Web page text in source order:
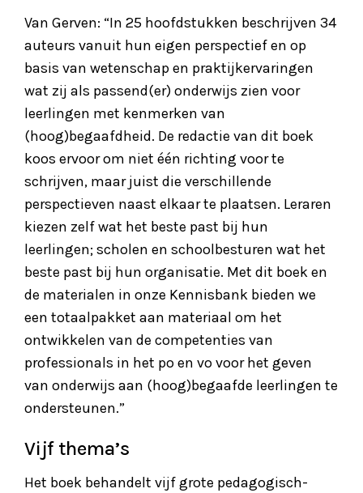
Van Gerven: “In 25 hoofdstukken beschrijven 34
auteurs vanuit hun eigen perspectief en op
basis van wetenschap en praktijkervaringen
wat zij als passend(er) onderwijs zien voor
leerlingen met kenmerken van
(hoog)begaafdheid. De redactie van dit boek
koos ervoor om niet één richting voor te
schrijven, maar juist die verschillende
perspectieven naast elkaar te plaatsen. Leraren
kiezen zelf wat het beste past bij hun
leerlingen; scholen en schoolbesturen wat het
beste past bij hun organisatie. Met dit boek en
de materialen in onze Kennisbank bieden we
een totaalpakket aan materiaal om het
ontwikkelen van de competenties van
professionals in het po en vo voor het geven
van onderwijs aan (hoog)begaafde leerlingen te
ondersteunen.”
Vijf thema’s
Het boek behandelt vijf grote pedagogisch-